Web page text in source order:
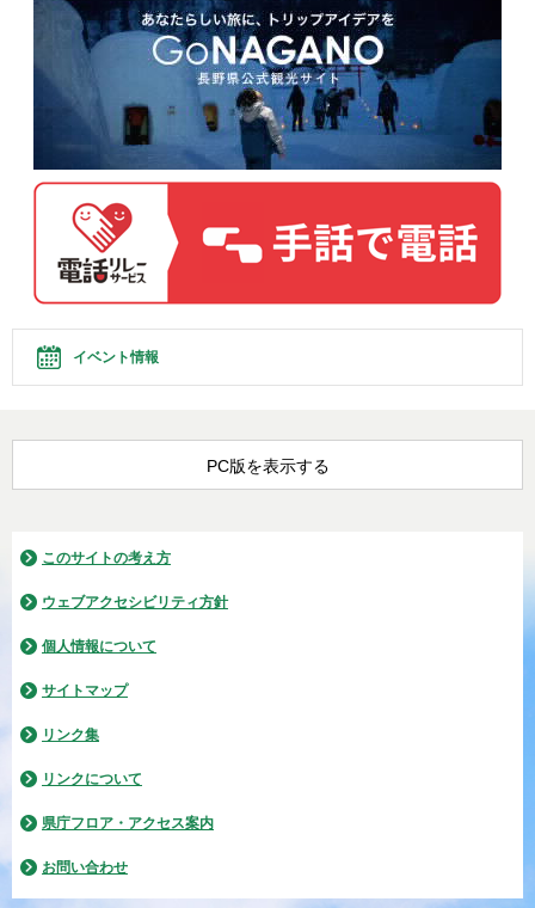
イベント情報
PC版を表示する
このサイトの考え方
ウェブアクセシビリティ方針
個人情報について
サイトマップ
リンク集
リンクについて
県庁フロア・アクセス案内
お問い合わせ